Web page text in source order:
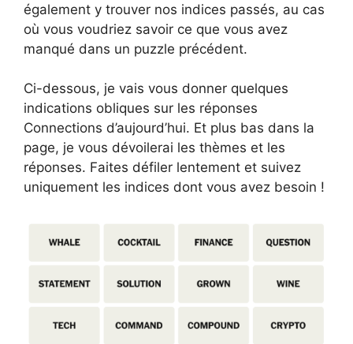
également y trouver nos indices passés, au cas
où vous voudriez savoir ce que vous avez
manqué dans un puzzle précédent.
Ci-dessous, je vais vous donner quelques
indications obliques sur les réponses
Connections d’aujourd’hui. Et plus bas dans la
page, je vous dévoilerai les thèmes et les
réponses. Faites défiler lentement et suivez
uniquement les indices dont vous avez besoin !